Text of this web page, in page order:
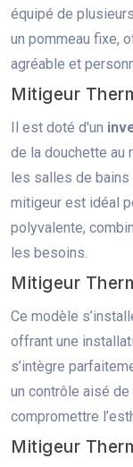
équipé de
un pommeau fixe,
agréable et
Mitigeur
Il est doté d'un
de la douchette au
les salles de bains
mitigeur est idéal
polyvalente,
les besoins.
Mitigeur
Ce modèle
offrant une
s’intègre
un contrôle aisé
compromettre
Mitigeur